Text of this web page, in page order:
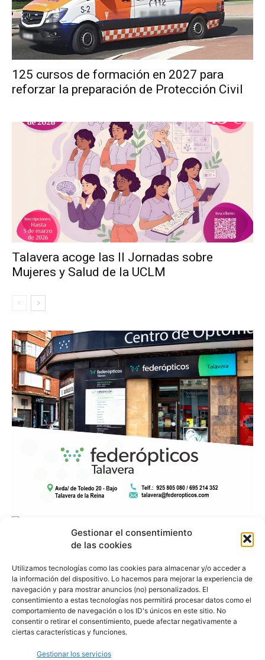
Gestionar el consentimiento
de las cookies
Utilizamos tecnologías como las cookies para almacenar y/o acceder a
la información del dispositivo. Lo hacemos para mejorar la experiencia de
navegación y para mostrar anuncios (no) personalizados. El
consentimiento a estas tecnologías nos permitirá procesar datos como el
comportamiento de navegación o los ID's únicos en este sitio. No
consentir o retirar el consentimiento, puede afectar negativamente a
ciertas características y funciones.
Gestionar los servicios
125 cursos de formación en 2027 para
reforzar la preparación de Protección Civil
Talavera acoge las II Jornadas sobre
Mujeres y Salud de la UCLM